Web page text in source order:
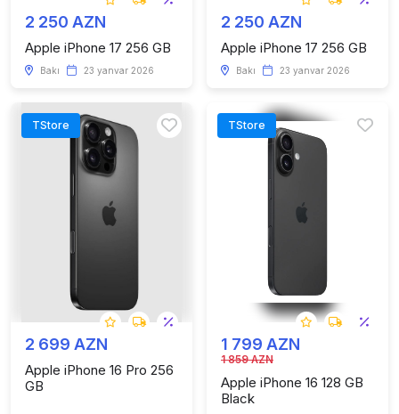
2 250 AZN
Apple iPhone 17 256 GB
Bakı 23 yanvar 2026
2 250 AZN
Apple iPhone 17 256 GB
Bakı 23 yanvar 2026
TStore
2 699 AZN
Apple iPhone 16 Pro 256
GB
TStore
1 799 AZN
1 859 AZN
Apple iPhone 16 128 GB
Black